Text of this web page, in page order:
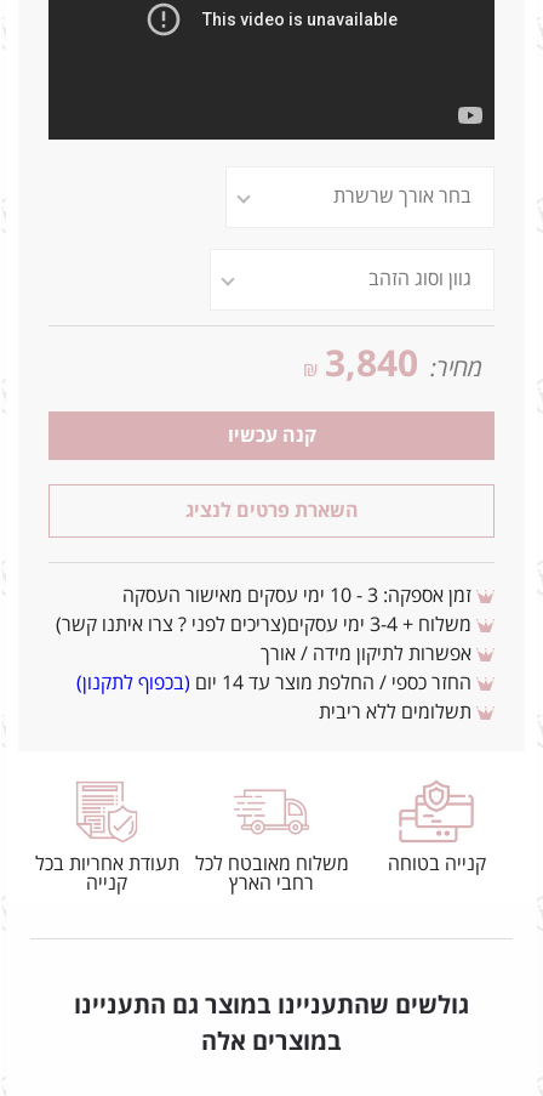
מחיר: 3,840
₪
קנה עכשיו
השארת פרטים לנציג
זמן אספקה: 3 - 10 ימי עסקים מאישור העסקה
משלוח + 3-4 ימי עסקים(צריכים לפני ? צרו איתנו קשר)
אפשרות לתיקון מידה / אורך
החזר כספי / החלפת מוצר עד 14 יום
(בכפוף לתקנון)
תשלומים ללא ריבית
קנייה בטוחה
משלוח מאובטח לכל
רחבי הארץ
תעודת אחריות בכל
קנייה
גולשים שהתעניינו במוצר גם התעניינו
במוצרים אלה